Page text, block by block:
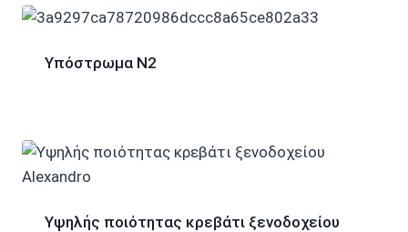
Υπόστρωμα Ν2
Υψηλής ποιότητας κρεβάτι ξενοδοχείου